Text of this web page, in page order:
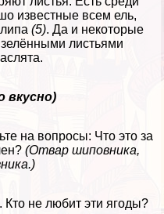
известные всем ель,
(5). Да и некоторые
листьями
вкусно)
на вопросы: Что это за
(Отвар шиповника,
не любит эти ягоды?